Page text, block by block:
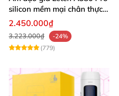
silicon mềm mại chân thực
tăng hưng phấn
2.450.000₫
3.223.000₫
-24%
(779)